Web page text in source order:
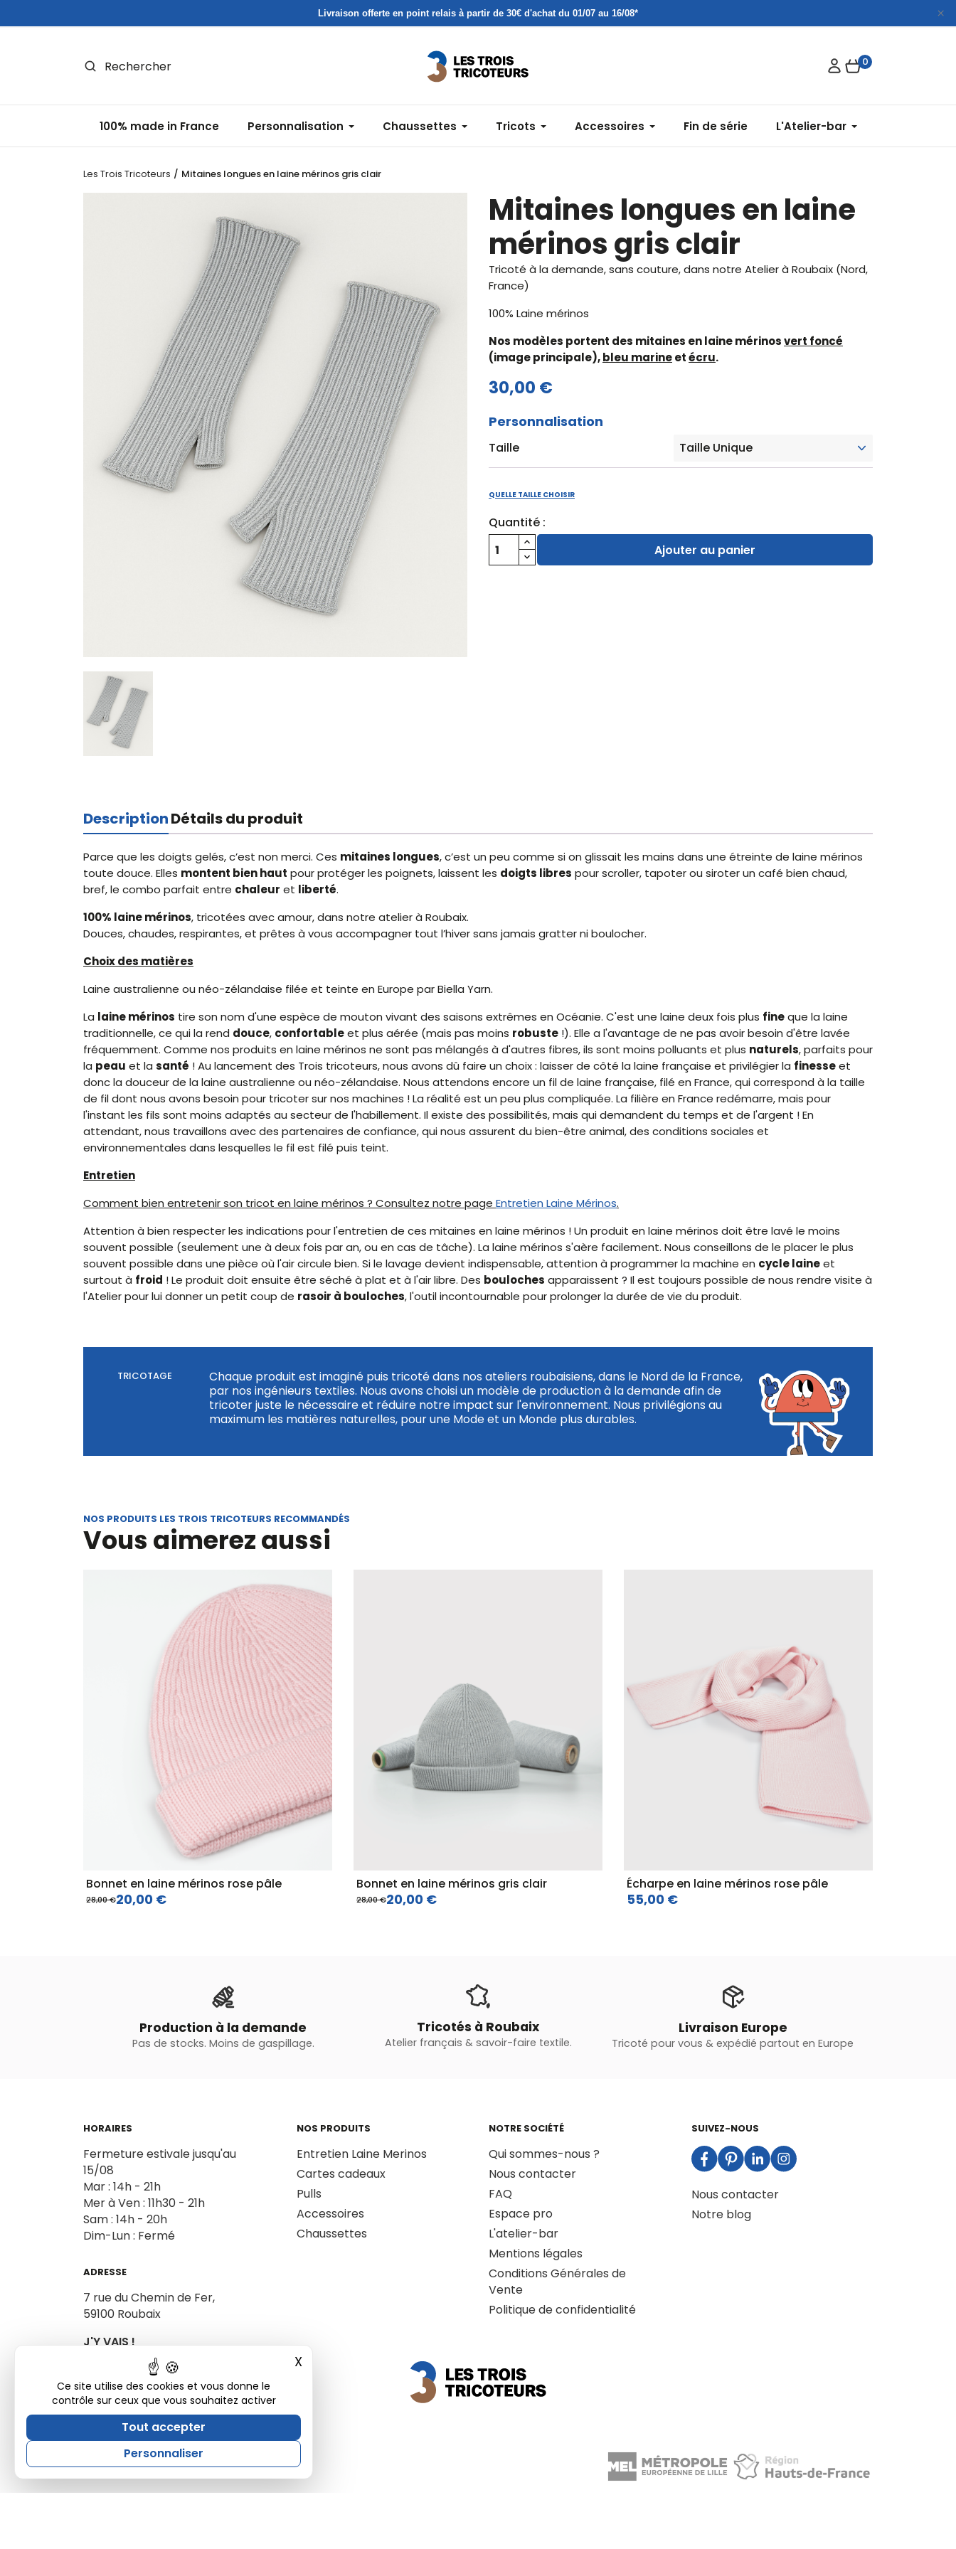
Ce site utilise des cookies et vous donne le
contrôle sur ceux que vous souhaitez activer
Tout accepter
Personnaliser
X
Masquer le bandeau des cookies
Livraison offerte en point relais à partir de 30€ d'achat du 01/07 au 16/08*
0
100% made in France Personnalisation Chaussettes Tricots Accessoires Fin de série L'Atelier-bar
Les Trois Tricoteurs Mitaines longues en laine mérinos gris clair
Mitaines longues en laine
mérinos gris clair
Tricoté à la demande, sans couture, dans notre Atelier à Roubaix (Nord,
France)
100% Laine mérinos
Nos modèles portent des mitaines en laine mérinosvert foncé
(image principale),bleu marineetécru.
30,00 €
Personnalisation
Taille
QUELLE TAILLE CHOISIR
Quantité :
Ajouter au panier
DescriptionDétails du produit
Parce que les doigts gelés, c’est non merci. Ces mitaines longues, c’est un peu comme si on glissait les mains dans une étreinte de laine mérinos
toute douce. Elles montent bien haut pour protéger les poignets, laissent les doigts libres pour scroller, tapoter ou siroter un café bien chaud,
bref, le combo parfait entre chaleur et liberté.
100% laine mérinos, tricotées avec amour, dans notre atelier à Roubaix.
Douces, chaudes, respirantes, et prêtes à vous accompagner tout l’hiver sans jamais gratter ni boulocher.
Choix des matières
Laine australienne ou néo-zélandaise filée et teinte en Europe par Biella Yarn.
La laine mérinos tire son nom d'une espèce de mouton vivant des saisons extrêmes en Océanie. C'est une laine deux fois plus fineque la laine
traditionnelle, ce qui la rend douce, confortableet plus aérée (mais pas moins robuste !). Elle a l'avantage de ne pas avoir besoin d'être lavée
fréquemment. Comme nos produits en laine mérinos ne sont pas mélangés à d'autres fibres, ils sont moins polluants et plus naturels, parfaits pour
la peau et la santé ! Au lancement des Trois tricoteurs, nous avons dû faire un choix : laisser de côté la laine française et privilégier la finesseet
donc la douceur de la laine australienne ou néo-zélandaise. Nous attendons encore un fil de laine française, filé en France, qui correspond à la taille
de fil dont nous avons besoin pour tricoter sur nos machines ! La réalité est un peu plus compliquée. La filière en France redémarre, mais pour
l'instant les fils sont moins adaptés au secteur de l'habillement. Il existe des possibilités, mais qui demandent du temps et de l'argent ! En
attendant, nous travaillons avec des partenaires de confiance, qui nous assurent du bien-être animal, des conditions sociales et
environnementales dans lesquelles le fil est filé puis teint.
Entretien
Comment bien entretenir son tricot en laine mérinos ? Consultez notre page Entretien Laine Mérinos.
Attention à bien respecter les indications pour l'entretien de ces mitaines en laine mérinos ! Un produit en laine mérinos doit être lavé le moins
souvent possible (seulement une à deux fois par an, ou en cas de tâche). La laine mérinos s'aère facilement. Nous conseillons de le placer le plus
souvent possible dans une pièce où l'air circule bien. Si le lavage devient indispensable, attention à programmer la machine en cycle laineet
surtout à froid ! Le produit doit ensuite être séché à plat et à l'air libre. Des bouloches apparaissent ? Il est toujours possible de nous rendre visite à
l'Atelier pour lui donner un petit coup de rasoir à bouloches, l'outil incontournable pour prolonger la durée de vie du produit.
TRICOTAGE
Chaque produit est imaginé puis tricoté dans nos ateliers roubaisiens, dans le Nord de la France,
par nos ingénieurs textiles. Nous avons choisi un modèle de production à la demande afin de
tricoter juste le nécessaire et réduire notre impact sur l'environnement. Nous privilégions au
maximum les matières naturelles, pour une Mode et un Monde plus durables.
NOS PRODUITS LES TROIS TRICOTEURS RECOMMANDÉS
Vous aimerez aussi
Bonnet en laine mérinos rose pâle
28,00 €20,00 €
Bonnet en laine mérinos gris clair
28,00 €20,00 €
Écharpe en laine mérinos rose pâle
55,00 €
Production à la demande
Pas de stocks. Moins de gaspillage.
Tricotés à Roubaix
Atelier français & savoir-faire textile.
Livraison Europe
Tricoté pour vous & expédié partout en Europe
HORAIRES
Fermeture estivale jusqu'au
15/08
Mar : 14h - 21h
Mer à Ven : 11h30 - 21h
Sam : 14h - 20h
Dim-Lun : Fermé
ADRESSE
7 rue du Chemin de Fer,
59100 Roubaix
J'Y VAIS !
NOS PRODUITS
Entretien Laine Merinos
Cartes cadeaux
Pulls
Accessoires
Chaussettes
NOTRE SOCIÉTÉ
Qui sommes-nous ?
Nous contacter
FAQ
Espace pro
L'atelier-bar
Mentions légales
Conditions Générales de
Vente
Politique de confidentialité
SUIVEZ-NOUS
Nous contacter
Notre blog
Site développé par Ukkotaz